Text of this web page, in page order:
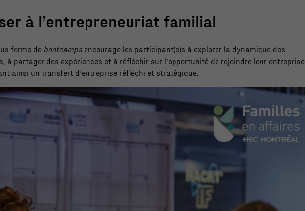
à l’entrepreneuriat familial
forme de bootcamps encourage les participant(e)s à explorer la dynamique des
à partager des expériences et à réfléchir sur l’opportunité de rejoindre leur entreprise
ainsi un transfert d’entreprise réfléchi et stratégique.